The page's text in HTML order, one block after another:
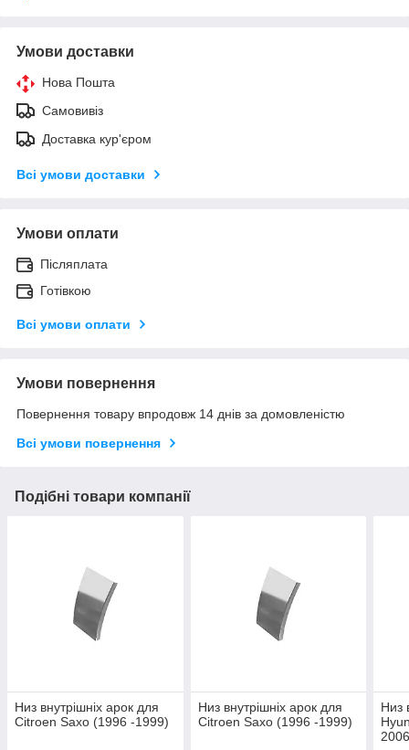
Умови доставки
Нова Пошта
Самовивіз
Доставка кур'єром
Всі умови доставки
Умови оплати
Післяплата
Готівкою
Всі умови оплати
Умови повернення
Повернення товару впродовж 14 днів за домовленістю
Всі умови повернення
Подібні товари компанії
Низ внутрішніх арок для
Citroen Saxo (1996 -1999)
Низ внутрішніх арок для
Citroen Saxo (1996 -1999)
Низ